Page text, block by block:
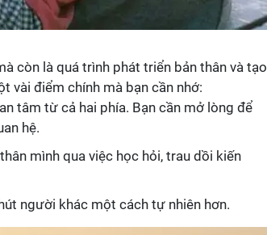
còn là quá trình phát triển bản thân và tạo
vài điểm chính mà bạn cần nhớ:
tâm từ cả hai phía. Bạn cần mở lòng để
hệ.
mình qua việc học hỏi, trau dồi kiến
người khác một cách tự nhiên hơn.